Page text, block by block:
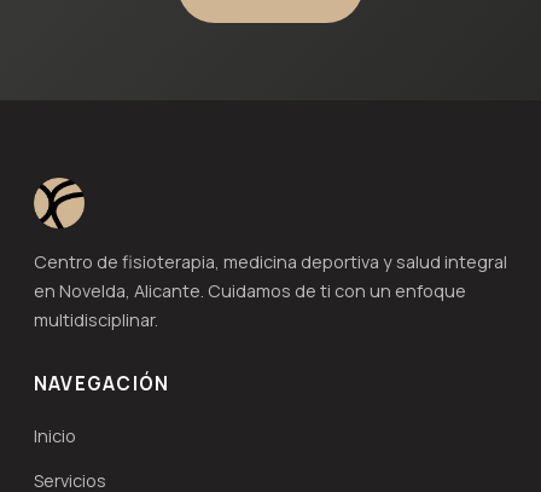
Centro de fisioterapia, medicina deportiva y salud integral
en Novelda, Alicante. Cuidamos de ti con un enfoque
multidisciplinar.
NAVEGACIÓN
Inicio
Servicios